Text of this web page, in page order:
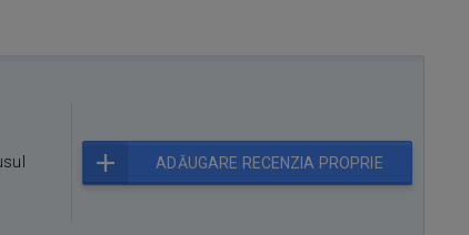
ADĂUGARE RECENZIA PROPRIE